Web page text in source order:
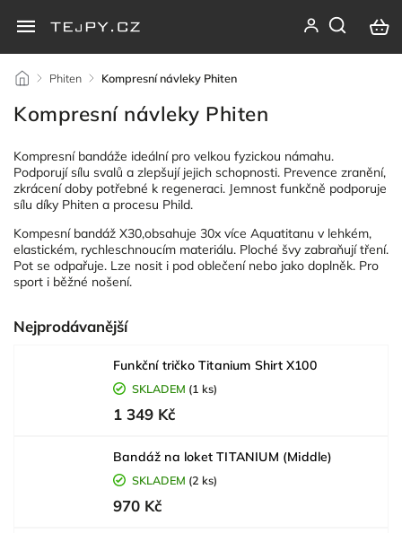
/ Phiten / Kompresní návleky Phiten
Kompresní návleky Phiten
Kompresní bandáže ideální pro velkou fyzickou námahu.
Podporují sílu svalů a zlepšují jejich schopnosti. Prevence zranění,
zkrácení doby potřebné k regeneraci. Jemnost funkčně podporuje
sílu díky Phiten a procesu Phild.
Kompesní bandáž X30,obsahuje 30x více Aquatitanu v lehkém,
elastickém, rychleschnoucím materiálu. Ploché švy zabraňují tření.
Pot se odpařuje. Lze nosit i pod oblečení nebo jako doplněk. Pro
sport i běžné nošení.
Nejprodávanější
Funkční tričko Titanium Shirt X100
SKLADEM (1 ks)
1 349 Kč
Bandáž na loket TITANIUM (Middle)
SKLADEM (2 ks)
970 Kč